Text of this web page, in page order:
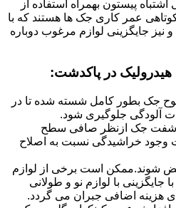
پیستون بهمراه استفاده از
عمر کاری جک ها هستند که با
نیز جایگزینی لوازم مرغوب دوباره
در پاکدشت:
جک بطور کامل شسته شده تا در
آلودگی جلوگیری شود.
شفت جک ازنظر صافی سطح
خراشیدگی نسبت به اصلاح
شوند.ممکن است برخی از لوازم
جایگزینی با لوازم نو و طولانی
اضافی جبران می گردد.